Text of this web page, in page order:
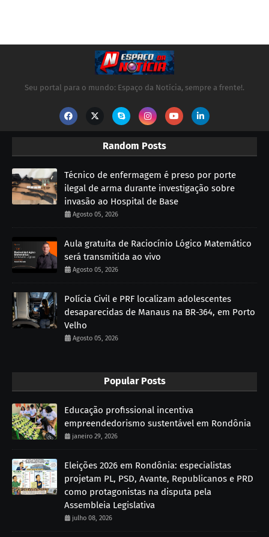
Seu portal para o mundo: Espaço da Notícia, sempre a frente!.
Random Posts
Técnico de enfermagem é preso por porte
ilegal de arma durante investigação sobre
invasão ao Hospital de Base
Agosto 05, 2026
Aula gratuita de Raciocínio Lógico Matemático
será transmitida ao vivo
Agosto 05, 2026
Polícia Civil e PRF localizam adolescentes
desaparecidas de Manaus na BR-364, em Porto
Velho
Agosto 05, 2026
Popular Posts
Educação profissional incentiva
empreendedorismo sustentável em Rondônia
janeiro 29, 2026
Eleições 2026 em Rondônia: especialistas
projetam PL, PSD, Avante, Republicanos e PRD
como protagonistas na disputa pela
Assembleia Legislativa
julho 08, 2026